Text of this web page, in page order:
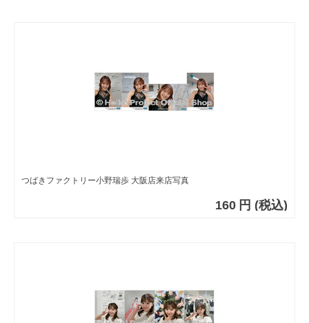
つばきファクトリー小野瑞歩 大阪店来店写真
160 円 (税込)